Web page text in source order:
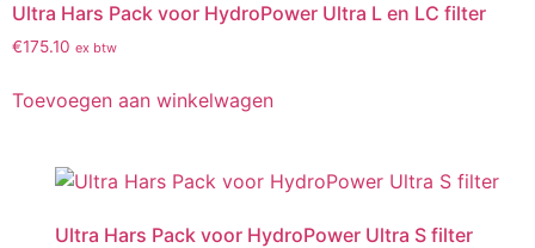
Ultra Hars Pack voor HydroPower Ultra L en LC filter
€175.10 ex btw
Toevoegen aan winkelwagen
Ultra Hars Pack voor HydroPower Ultra S filter